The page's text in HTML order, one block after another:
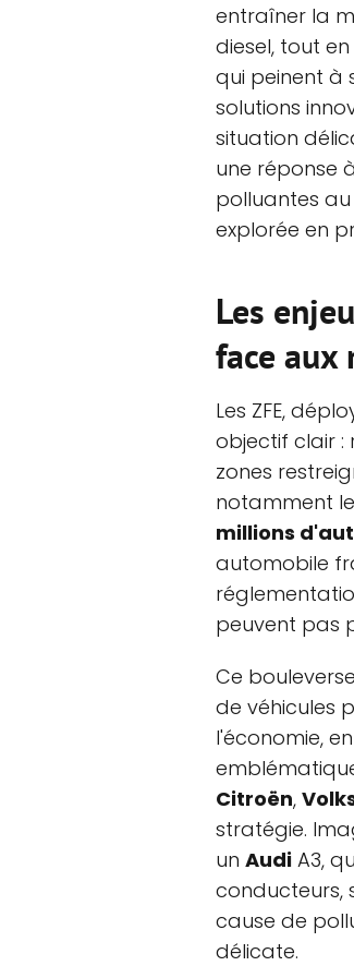
entraîner la
diesel, tout
qui peinent à
solutions
situation
une réponse
polluantes
explorée en
Les
face aux
Les ZFE,
objectif clair :
zones
notamment
millions
automobile
peuvent pas
Ce
de véhicules
l'économie,
Citroën,
stratégie.
un Audi A3,
conducteurs,
cause de
délicate.